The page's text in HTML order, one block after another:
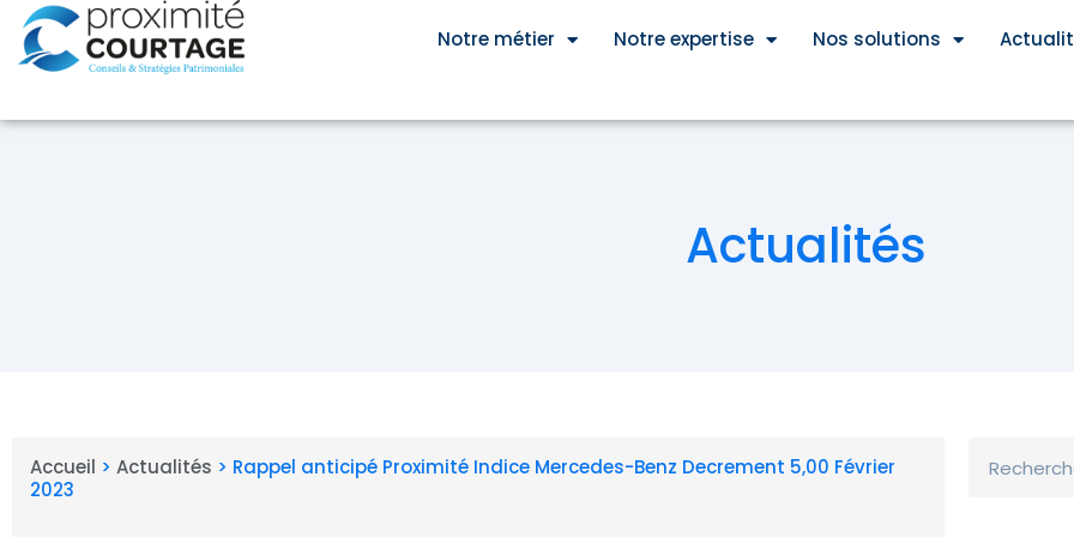
Aller
contenu
Notre métier Notre expertise Nos solutions
Actualités
Accueil > Actualités > Rappel anticipé Proximité Indice Mercedes-Benz Decrement 5,00 Février
2023